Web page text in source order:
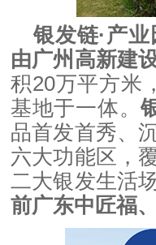
银发链·产
由广州高新建
积20万平方米
基地于一体。
品首发首秀、
六大功能区，
二大银发生活
前广东中匠福